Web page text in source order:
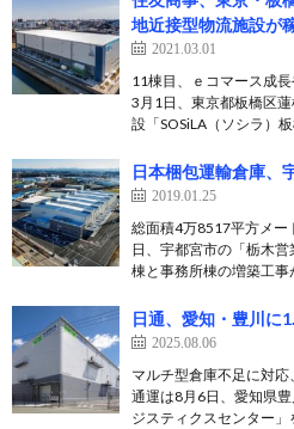
地近接型物流施設が
2021.03.01
11棟目、ｅコマース成
3月1日、東京都板橋区
設「SOSiLA（ソシラ）
日本梱包運輸倉庫、
2019.01.25
総面積4万8517平方メ
日、宇都宮市の「栃木
棟と事務所棟の増築工
日通、愛知・豊川に
2025.08.06
マルチ型倉庫不足に対
通運は8月6日、愛知県
ジスティクスセンター